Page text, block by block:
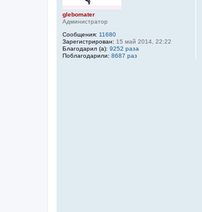
glebomater
Администратор
Сообщения: 11680
Зарегистрирован: 15 май 2014, 22:22
Благодарил (а): 9252 раза
Поблагодарили: 8687 раз